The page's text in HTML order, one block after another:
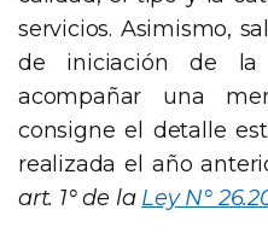
servicios. Asimismo,
de iniciación de la
acompañar una
consigne el detalle
realizada el año
art. 1° de la Ley N°